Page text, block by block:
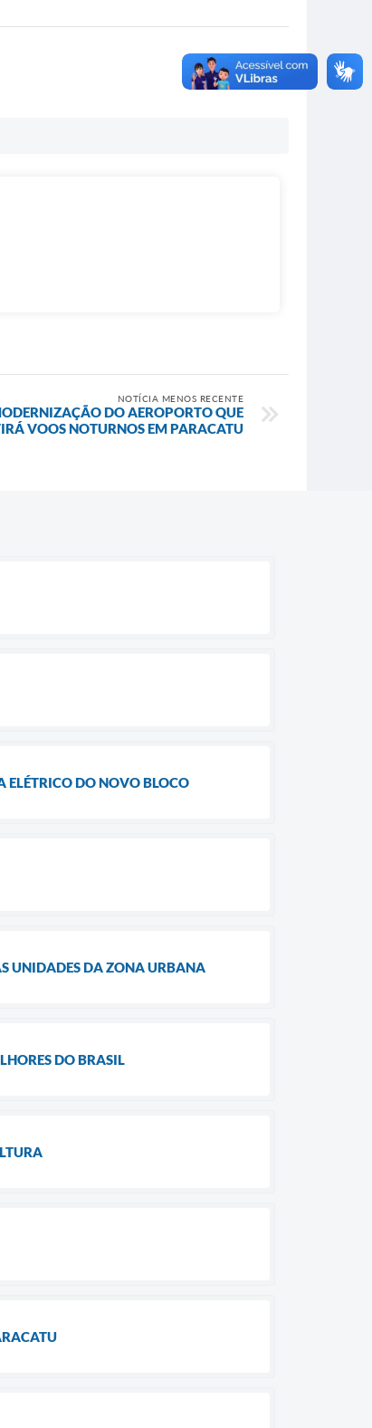
NOTÍCIA MENOS RECENTE
DO AEROPORTO QUE
VOOS NOTURNOS EM PARACATU
ELÉTRICO DO NOVO BLOCO
UNIDADES DA ZONA URBANA
DO BRASIL